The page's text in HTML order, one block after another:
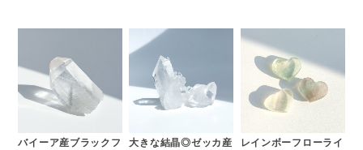
バイーア産ブラックフ
大きな結晶◎ゼッカ産
レインボーフローライ